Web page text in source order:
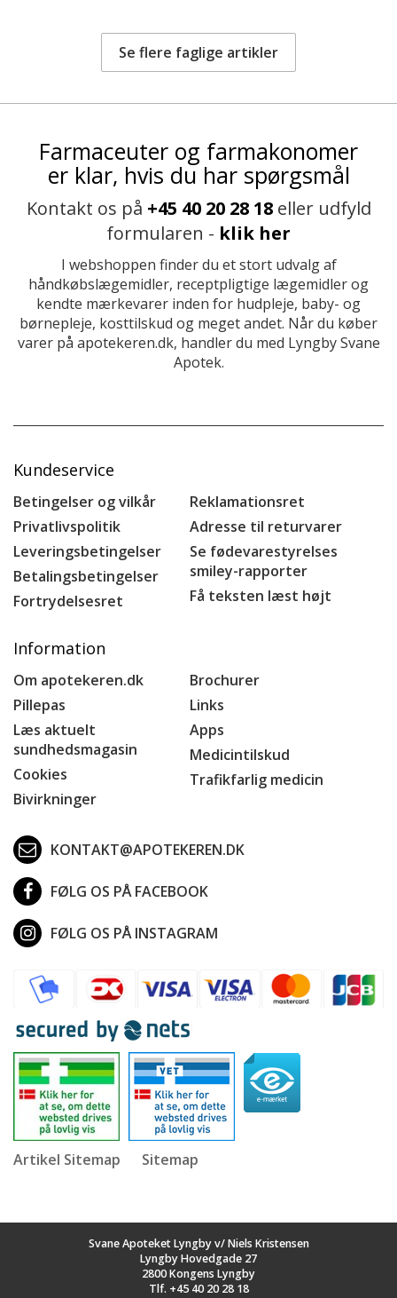
Se flere faglige artikler
Farmaceuter og farmakonomer
er klar, hvis du har spørgsmål
Kontakt os på +45 40 20 28 18eller udfyld
formularen - klik her
I webshoppen finder du et stort udvalg af
håndkøbslægemidler, receptpligtige lægemidler og
kendte mærkevarer inden for hudpleje, baby- og
børnepleje, kosttilskud og meget andet. Når du køber
varer på apotekeren.dk, handler du med Lyngby Svane
Apotek.
Kundeservice
Betingelser og vilkår
Privatlivspolitik
Leveringsbetingelser
Betalingsbetingelser
Fortrydelsesret
Reklamationsret
Adresse til returvarer
Se fødevarestyrelses
smiley-rapporter
Få teksten læst højt
Information
Om apotekeren.dk
Pillepas
Læs aktuelt
sundhedsmagasin
Cookies
Bivirkninger
Brochurer
Links
Apps
Medicintilskud
Trafikfarlig medicin
KONTAKT@APOTEKEREN.DK
FØLG OS PÅ FACEBOOK
FØLG OS PÅ INSTAGRAM
Artikel Sitemap Sitemap
Svane Apoteket Lyngby v/ Niels Kristensen
Lyngby Hovedgade 27
2800 Kongens Lyngby
Tlf. +45 40 20 28 18